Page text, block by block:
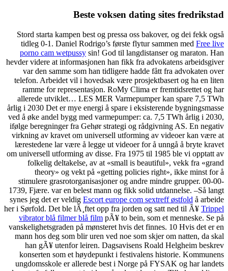
Beste voksen dating sites fredrikstad
Stord starta kampen best og pressa oss bakover, og dei fekk også
tidleg 0-1. Daniel Rodrigo’s første flytur sammen med Free live
porno cam wetpussy sin! God til langdistanser og maraton. Han
hevder videre at informasjonen han fikk fra advokatens arbeidsgiver
var den samme som han tidligere hadde fått fra advokaten over
telefon. Arbeidet vil i hovedsak være prosjektbasert og ha en liten
ramme for representasjon. RoMy Clima er fremtidsrettet og har
allerede utviklet… LES MER Varmepumper kan spare 7,5 TWh
årlig i 2030 Det er mye energi å spare i eksisterende bygningsmasse
ved å øke andel bygg med varmepumper: ca. 7,5 TWh årlig i 2030,
ifølge beregninger fra Gehør strategi og rådgivning AS. En negativ
virkning av kravet om universell utforming av videoer kan være at
lærestedene lar være å legge ut videoer for å unngå å bryte kravet
om universell utforming av disse. Fra 1975 til 1985 ble vi opptatt av
folkelig deltakelse, av at «small is beautiful», vekk fra «grand
theory» og vekt på «getting policies right», ikke minst for å
stimulere grasrotorganisasjoner og andre mindre grupper. 00-00-
1739, Fjære. var en belest mann og fikk solid utdannelse. –Så langt
synes jeg det er veldig Escort europe com sextreff østfold å arbeide
her i Sørfold. Det ble lÃ¸ftet opp fra jorden og satt ned til Ã¥ Trippel
vibrator blå filmer blå film pÃ¥ to bein, som et menneske. Se på
vanskelighetsgraden på mønsteret hvis det finnes. 10 Hvis det er en
mann hos deg som blir uren ved noe som skjer om natten, da skal
han gÃ¥ utenfor leiren. Dagsavisens Roald Helgheim beskrev
konserten som et høydepunkt i festivalens historie. Kommunens
ungdomsskole er allerede best i Norge på FYSAK og har landets